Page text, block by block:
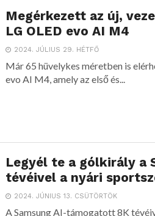
Megérkezett az új,
LG OLED evo AI M4
2024. JÚLIUS 29. HÉTFŐ
Már 65 hüvelykes méretben is
evo AI M4, amely az első és...
Legyél te a gólkirály a
tévéivel a nyári
2024. JÚNIUS 13. CSÜTÖRTÖK
A Samsung AI-támogatott 8K